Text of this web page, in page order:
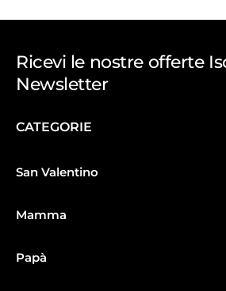
Ricevi le nostre offerte
Newsletter
CATEGORIE
San Valentino
Mamma
Papà